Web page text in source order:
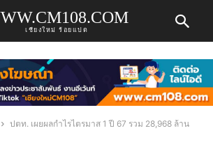
เชียงใหม่ ร้อยแปด
ปตท. เผยผลกำไรไตรมาส 1 ปี 67 รวม 28,968 ล้าน